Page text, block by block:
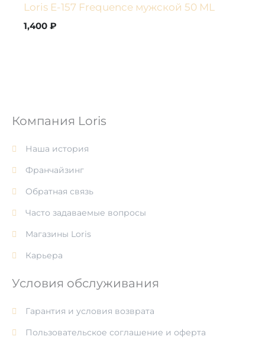
Loris E-157 Frequence мужской 50 ML
1,400₽
Компания Loris
Наша история
Франчайзинг
Обратная связь
Часто задаваемые вопросы
Магазины Loris
Карьера
Условия обслуживания
Гарантия и условия возврата
Пользовательское соглашение и оферта